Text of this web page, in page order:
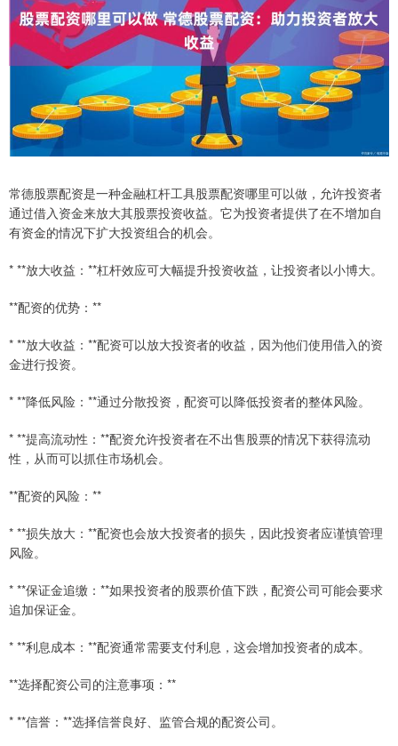
常德股票配资是一种金融杠杆工具股票配资哪里可以做，允许投资者
通过借入资金来放大其股票投资收益。它为投资者提供了在不增加自
有资金的情况下扩大投资组合的机会。
* **放大收益：**杠杆效应可大幅提升投资收益，让投资者以小博大。
**配资的优势：**
* **放大收益：**配资可以放大投资者的收益，因为他们使用借入的资
金进行投资。
* **降低风险：**通过分散投资，配资可以降低投资者的整体风险。
* **提高流动性：**配资允许投资者在不出售股票的情况下获得流动
性，从而可以抓住市场机会。
**配资的风险：**
* **损失放大：**配资也会放大投资者的损失，因此投资者应谨慎管理
风险。
* **保证金追缴：**如果投资者的股票价值下跌，配资公司可能会要求
追加保证金。
* **利息成本：**配资通常需要支付利息，这会增加投资者的成本。
**选择配资公司的注意事项：**
* **信誉：**选择信誉良好、监管合规的配资公司。